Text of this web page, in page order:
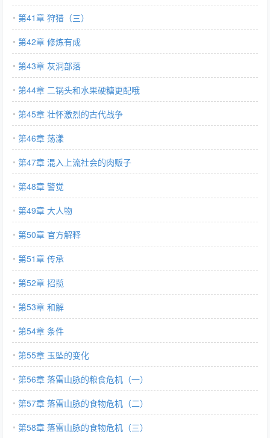
第41章 狩猎（三）
第42章 修炼有成
第43章 灰洞部落
第44章 二锅头和水果硬糖更配哦
第45章 壮怀激烈的古代战争
第46章 荡漾
第47章 混入上流社会的肉贩子
第48章 警觉
第49章 大人物
第50章 官方解释
第51章 传承
第52章 招揽
第53章 和解
第54章 条件
第55章 玉坠的变化
第56章 落雷山脉的粮食危机（一）
第57章 落雷山脉的食物危机（二）
第58章 落雷山脉的食物危机（三）